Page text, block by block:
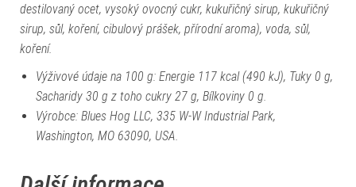
destilovaný ocet, vysoký ovocný cukr, kukuřičný sirup, kukuřičný
sirup, sůl, koření, cibulový prášek, přírodní aroma), voda, sůl,
koření.
Výživové údaje na 100 g: Energie 117 kcal (490 kJ), Tuky 0 g,
Sacharidy 30 g z toho cukry 27 g, Bílkoviny 0 g.
Výrobce: Blues Hog LLC, 335 W-W Industrial Park,
Washington, MO 63090, USA.